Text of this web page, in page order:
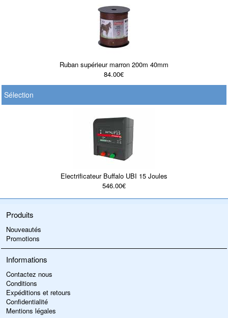
Ruban supérieur marron 200m 40mm
84.00€
Sélection
Electrificateur Buffalo UBI 15 Joules
546.00€
Produits
Nouveautés
Promotions
Informations
Contactez nous
Conditions
Expéditions et retours
Confidentialité
Mentions légales